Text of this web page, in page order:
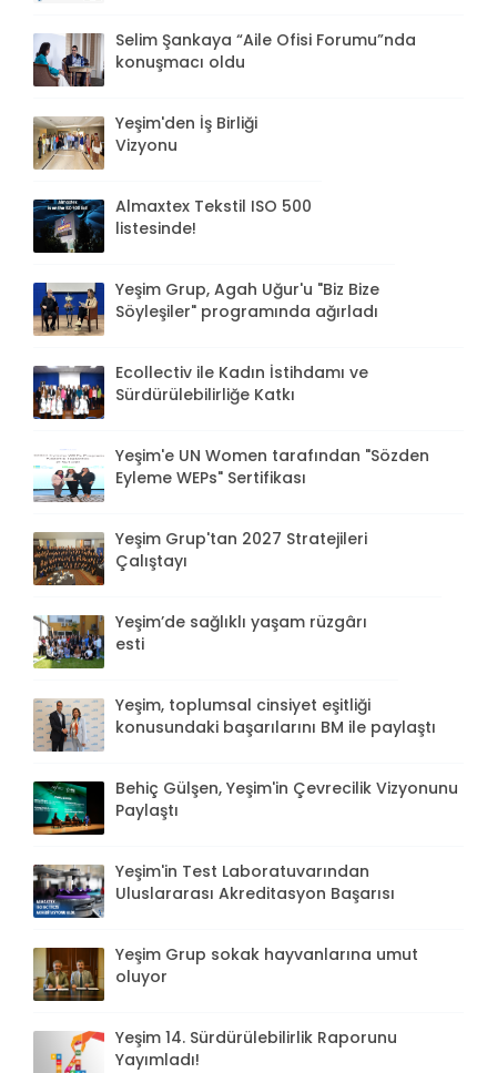
Selim Şankaya “Aile Ofisi Forumu”nda
konuşmacı oldu
Yeşim'den İş Birliği
Vizyonu
Almaxtex Tekstil ISO 500
listesinde!
Yeşim Grup, Agah Uğur'u "Biz Bize
Söyleşiler" programında ağırladı
Ecollectiv ile Kadın İstihdamı ve
Sürdürülebilirliğe Katkı
Yeşim'e UN Women tarafından "Sözden
Eyleme WEPs" Sertifikası
Yeşim Grup'tan 2027 Stratejileri
Çalıştayı
Yeşim’de sağlıklı yaşam rüzgârı
esti
Yeşim, toplumsal cinsiyet eşitliği
konusundaki başarılarını BM ile paylaştı
Behiç Gülşen, Yeşim'in Çevrecilik Vizyonunu
Paylaştı
Yeşim'in Test Laboratuvarından
Uluslararası Akreditasyon Başarısı
Yeşim Grup sokak hayvanlarına umut
oluyor
Yeşim 14. Sürdürülebilirlik Raporunu
Yayımladı!